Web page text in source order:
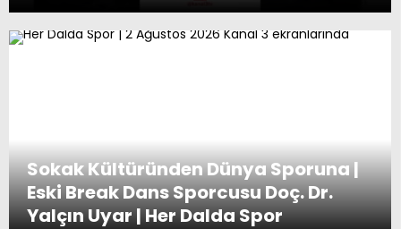
Sokak Kültüründen Dünya Sporuna |
Eski Break Dans Sporcusu Doç. Dr.
Yalçın Uyar | Her Dalda Spor